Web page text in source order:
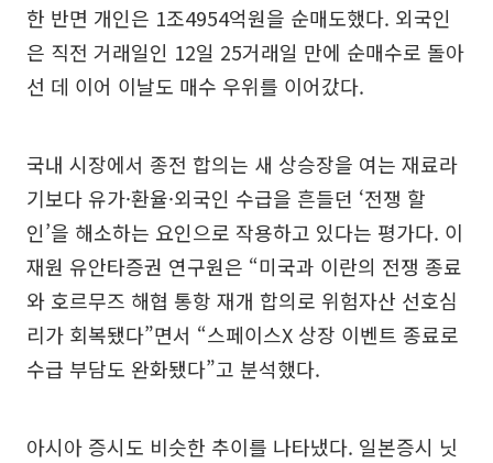
한 반면 개인은 1조4954억원을 순매도했다. 외국인
은 직전 거래일인 12일 25거래일 만에 순매수로 돌아
선 데 이어 이날도 매수 우위를 이어갔다.
국내 시장에서 종전 합의는 새 상승장을 여는 재료라
기보다 유가·환율·외국인 수급을 흔들던 ‘전쟁 할
인’을 해소하는 요인으로 작용하고 있다는 평가다. 이
재원 유안타증권 연구원은 “미국과 이란의 전쟁 종료
와 호르무즈 해협 통항 재개 합의로 위험자산 선호심
리가 회복됐다”면서 “스페이스X 상장 이벤트 종료로
수급 부담도 완화됐다”고 분석했다.
아시아 증시도 비슷한 추이를 나타냈다. 일본증시 닛